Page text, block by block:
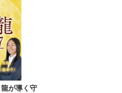
が導く守